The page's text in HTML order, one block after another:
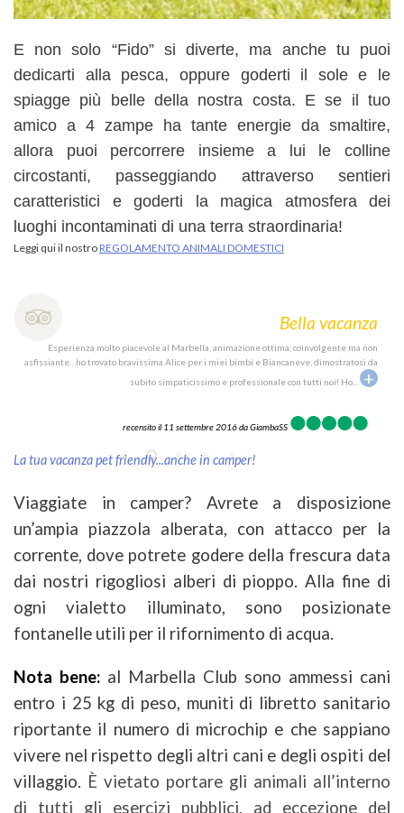
E non solo “Fido” si diverte, ma anche tu puoi
dedicarti alla pesca, oppure goderti il sole e le
spiagge più belle della nostra costa. E se il tuo
amico a 4 zampe ha tante energie da smaltire,
allora puoi percorrere insieme a lui le colline
circostanti, passeggiando attraverso sentieri
caratteristici e goderti la magica atmosfera dei
luoghi incontaminati di una terra straordinaria!
Leggi qui il nostroREGOLAMENTO ANIMALI DOMESTICI
Bella vacanza
Esperienza molto piacevole al Marbella, animazione ottima, coinvolgente ma non
asfissiante…ho trovato bravissima Alice per i miei bimbi e Biancaneve, dimostratosi da
subito simpaticissimo e professionale con tutti noi! Ho
+
recensito il 11 settembre 2016 daGiambaSS
La tua vacanza pet friendly...anche in camper!
Viaggiate in camper? Avrete a disposizione
un’ampia piazzola alberata, con attacco per la
corrente, dove potrete godere della frescura data
dai nostri rigogliosi alberi di pioppo. Alla fine di
ogni vialetto illuminato, sono posizionate
fontanelle utili per il rifornimento di acqua.
Nota bene: al Marbella Club sono ammessi cani
entro i 25 kg di peso, muniti di libretto sanitario
riportante il numero di microchip e che sappiano
vivere nel rispetto degli altri cani e degli ospiti del
villaggio. È vietato portare gli animali all’interno
di tutti gli esercizi pubblici, ad eccezione del